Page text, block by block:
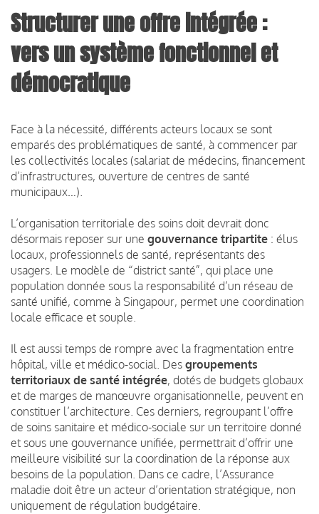
Structurer une offre intégrée :
vers un système fonctionnel et
démocratique
Face à la nécessité, différents acteurs locaux se sont
emparés des problématiques de santé, à commencer par
les collectivités locales (salariat de médecins, financement
d’infrastructures, ouverture de centres de santé
municipaux…).
L’organisation territoriale des soins doit devrait donc
désormais reposer sur une gouvernance tripartite : élus
locaux, professionnels de santé, représentants des
usagers. Le modèle de “district santé”, qui place une
population donnée sous la responsabilité d’un réseau de
santé unifié, comme à Singapour, permet une coordination
locale efficace et souple.
Il est aussi temps de rompre avec la fragmentation entre
hôpital, ville et médico-social. Des groupements
territoriaux de santé intégrée, dotés de budgets globaux
et de marges de manœuvre organisationnelle, peuvent en
constituer l’architecture. Ces derniers, regroupant l’offre
de soins sanitaire et médico-sociale sur un territoire donné
et sous une gouvernance unifiée, permettrait d’offrir une
meilleure visibilité sur la coordination de la réponse aux
besoins de la population. Dans ce cadre, l’Assurance
maladie doit être un acteur d’orientation stratégique, non
uniquement de régulation budgétaire.